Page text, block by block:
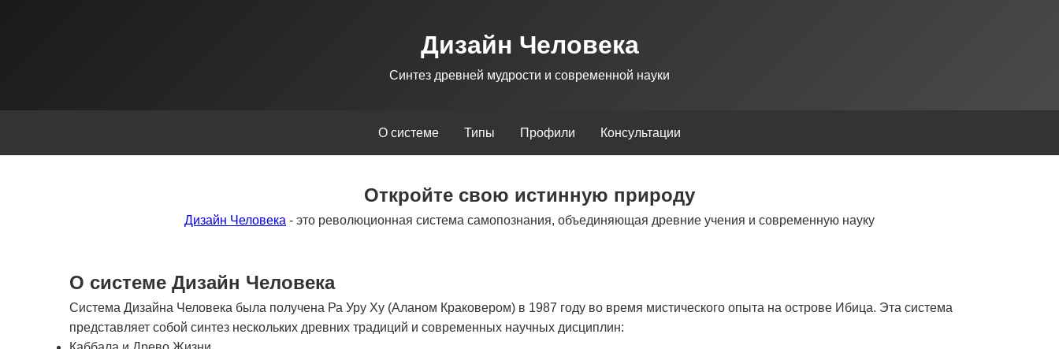
Дизайн Человека
Синтез древней мудрости и современной науки
О системе Типы Профили Консультации
Откройте свою истинную природу
Дизайн Человека - это революционная система самопознания, объединяющая древние учения и современную науку
О системе Дизайн Человека
Система Дизайна Человека была получена Ра Уру Ху (Аланом Краковером) в 1987 году во время мистического опыта на острове Ибица. Эта система
представляет собой синтез нескольких древних традиций и современных научных дисциплин: